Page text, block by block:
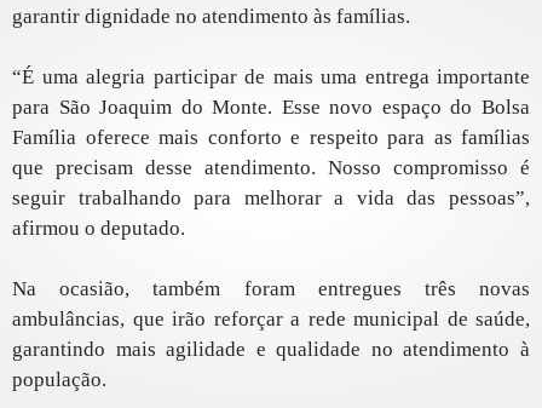
garantir dignidade no atendimento às famílias.
“É uma alegria participar de mais uma entrega importante
para São Joaquim do Monte. Esse novo espaço do Bolsa
Família oferece mais conforto e respeito para as famílias
que precisam desse atendimento. Nosso compromisso é
seguir trabalhando para melhorar a vida das pessoas”,
afirmou o deputado.
Na ocasião, também foram entregues três novas
ambulâncias, que irão reforçar a rede municipal de saúde,
garantindo mais agilidade e qualidade no atendimento à
população.